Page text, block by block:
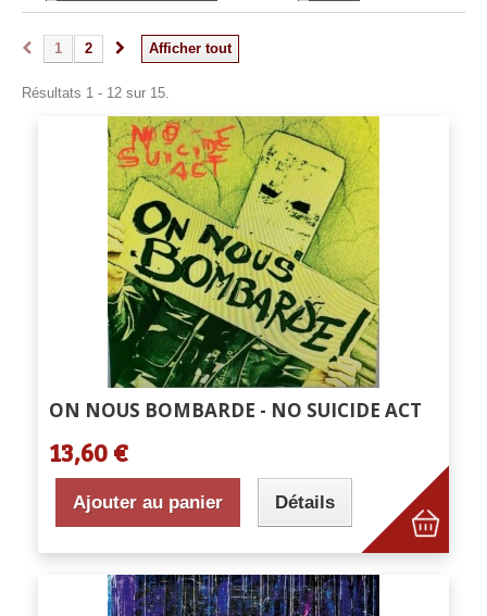
Afficher tout
1 2
Résultats 1 - 12 sur 15.
ON NOUS BOMBARDE - NO SUICIDE ACT
13,60 €
Ajouter au panier Détails